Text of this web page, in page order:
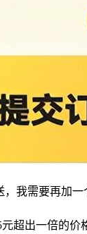
我需要再加
超出一倍的